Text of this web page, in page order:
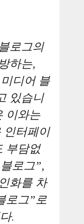
로그의
하는,
디어 블
있습니
이와는
인터페이
부담없
로그”,
화를 차
로그”로
.